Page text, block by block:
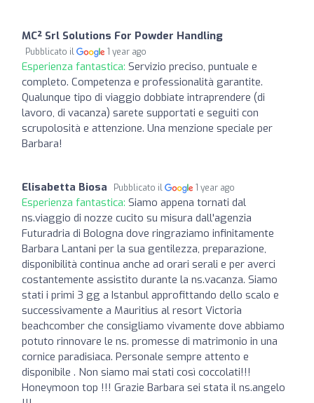
MC² Srl Solutions For Powder Handling
Pubblicato il 1 year ago
Esperienza fantastica: Servizio preciso, puntuale e
completo. Competenza e professionalità garantite.
Qualunque tipo di viaggio dobbiate intraprendere (di
lavoro, di vacanza) sarete supportati e seguiti con
scrupolosità e attenzione. Una menzione speciale per
Barbara!
Elisabetta Biosa Pubblicato il 1 year ago
Esperienza fantastica: Siamo appena tornati dal
ns.viaggio di nozze cucito su misura dall'agenzia
Futuradria di Bologna dove ringraziamo infinitamente
Barbara Lantani per la sua gentilezza, preparazione,
disponibilità continua anche ad orari serali e per averci
costantemente assistito durante la ns.vacanza. Siamo
stati i primi 3 gg a Istanbul approfittando dello scalo e
successivamente a Mauritius al resort Victoria
beachcomber che consigliamo vivamente dove abbiamo
potuto rinnovare le ns. promesse di matrimonio in una
cornice paradisiaca. Personale sempre attento e
disponibile . Non siamo mai stati così coccolati!!!
Honeymoon top !!! Grazie Barbara sei stata il ns.angelo